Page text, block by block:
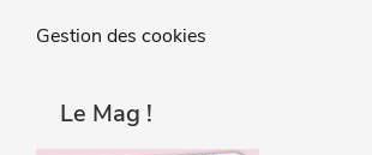
Gestion des cookies
Le Mag !